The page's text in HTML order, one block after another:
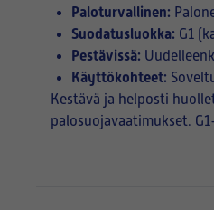
Paloturvallinen:
Suodatusluokka: G1
Pestävissä:
Käyttökohteet:
Kestävä ja helposti
palosuojavaatimukset.